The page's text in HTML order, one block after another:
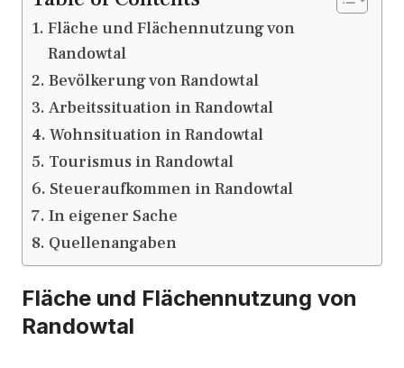
Fläche und Flächennutzung von
Randowtal
Bevölkerung von Randowtal
Arbeitssituation in Randowtal
Wohnsituation in Randowtal
Tourismus in Randowtal
Steueraufkommen in Randowtal
In eigener Sache
Quellenangaben
Fläche und Flächennutzung von
Randowtal